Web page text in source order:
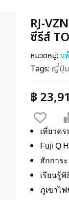
RJ-
ซีรีส์
หมวดหมู่: แ
Tags: ญี่ปุ่น
฿
เที่ยวค
Fuji Q
สักการ
เรียนรู้
ภูเขาไ